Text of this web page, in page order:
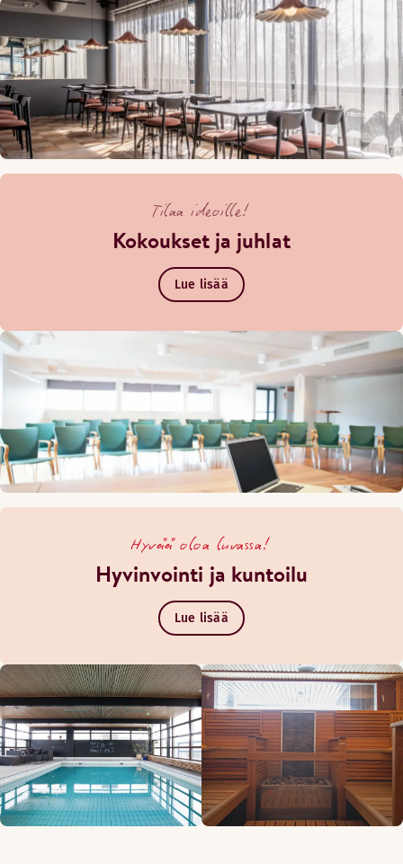
Tilaa ideoille!
Kokoukset ja juhlat
Lue lisää
Hyvää oloa luvassa!
Hyvinvointi ja kuntoilu
Lue lisää